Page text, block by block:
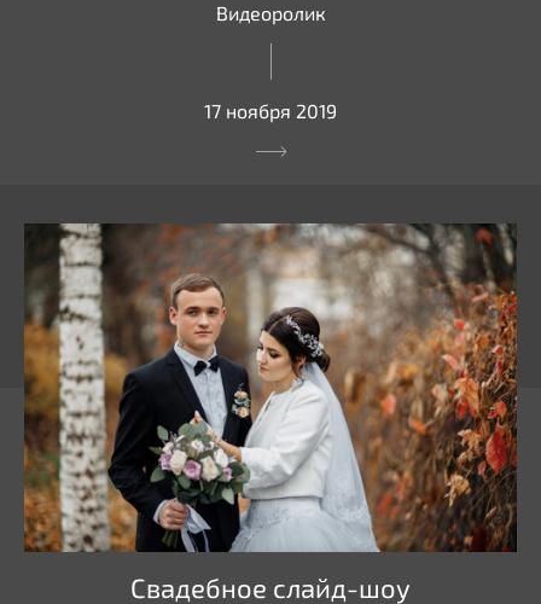
Видеоролик
17 ноября 2019
Свадебное слайд-шоу